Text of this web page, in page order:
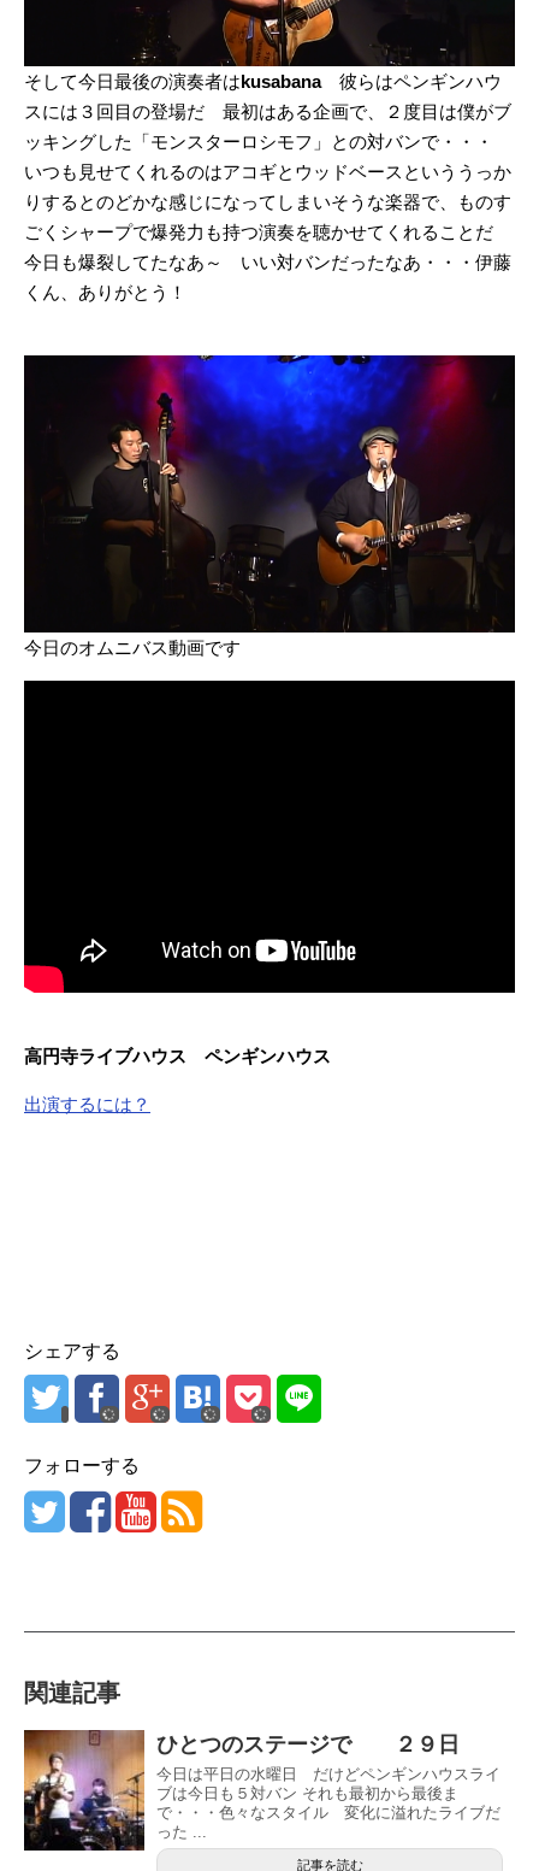
そして今日最後の演奏者はkusabana 彼らはペンギンハウ
スには３回目の登場だ 最初はある企画で、２度目は僕がブ
ッキングした「モンスターロシモフ」との対バンで・・・
いつも見せてくれるのはアコギとウッドベースといううっか
りするとのどかな感じになってしまいそうな楽器で、ものす
ごくシャープで爆発力も持つ演奏を聴かせてくれることだ
今日も爆裂してたなあ～ いい対バンだったなあ・・・伊藤
くん、ありがとう！
今日のオムニバス動画です
高円寺ライブハウス ペンギンハウス
出演するには？
シェアする
フォローする
関連記事
ひとつのステージで ２９日
今日は平日の水曜日 だけどペンギンハウスライ
ブは今日も５対バン それも最初から最後ま
で・・・色々なスタイル 変化に溢れたライブだ
った ...
記事を読む